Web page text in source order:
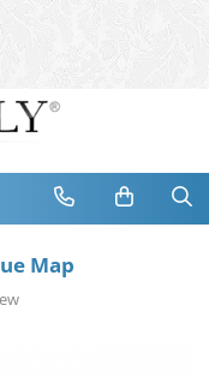
Map